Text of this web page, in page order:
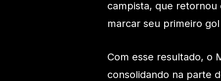
campista, que retornou
marcar seu primeiro
Com esse resultado, o
consolidando na parte